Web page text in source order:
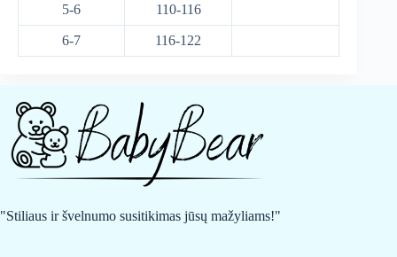
5-6 110-116
6-7 116-122
"Stiliaus ir švelnumo susitikimas jūsų mažyliams!"